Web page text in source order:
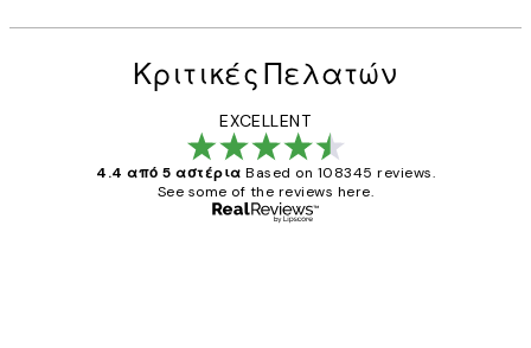
Κριτικές Πελατών
EXCELLENT
4.4 από 5 αστέρια Based on 108345 reviews.
See some of the reviews here.